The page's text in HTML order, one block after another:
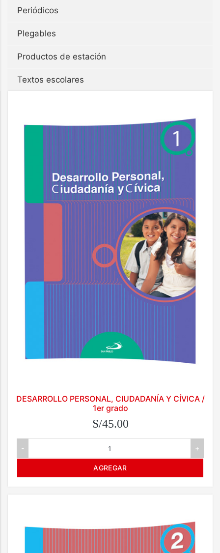
Periódicos
Plegables
Productos de estación
Textos escolares
DESARROLLO PERSONAL, CIUDADANÍA Y CÍVICA /
1er grado
S/45.00
- +
AGREGAR